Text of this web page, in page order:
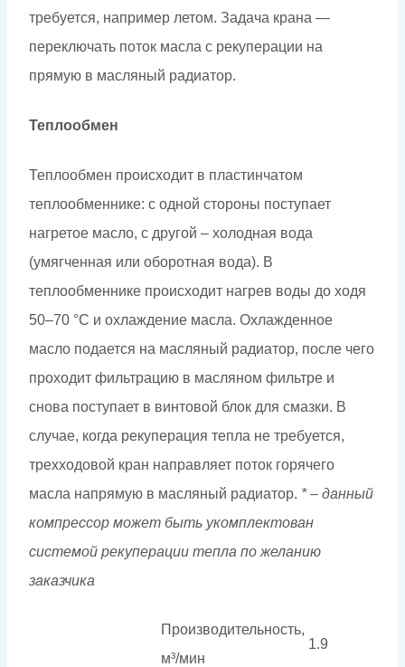
требуется, например летом. Задача крана —
переключать поток масла с рекуперации на
прямую в масляный радиатор.
Теплообмен
Теплообмен происходит в пластинчатом
теплообменнике: с одной стороны поступает
нагретое масло, с другой – холодная вода
(умягченная или оборотная вода). В
теплообменнике происходит нагрев воды до ходя
50–70 °С и охлаждение масла. Охлажденное
масло подается на масляный радиатор, после чего
проходит фильтрацию в масляном фильтре и
снова поступает в винтовой блок для смазки. В
случае, когда рекуперация тепла не требуется,
трехходовой кран направляет поток горячего
масла напрямую в масляный радиатор. * – данный
компрессор может быть укомплектован
системой рекуперации тепла по желанию
заказчика
Производительность,
м³/мин
1.9